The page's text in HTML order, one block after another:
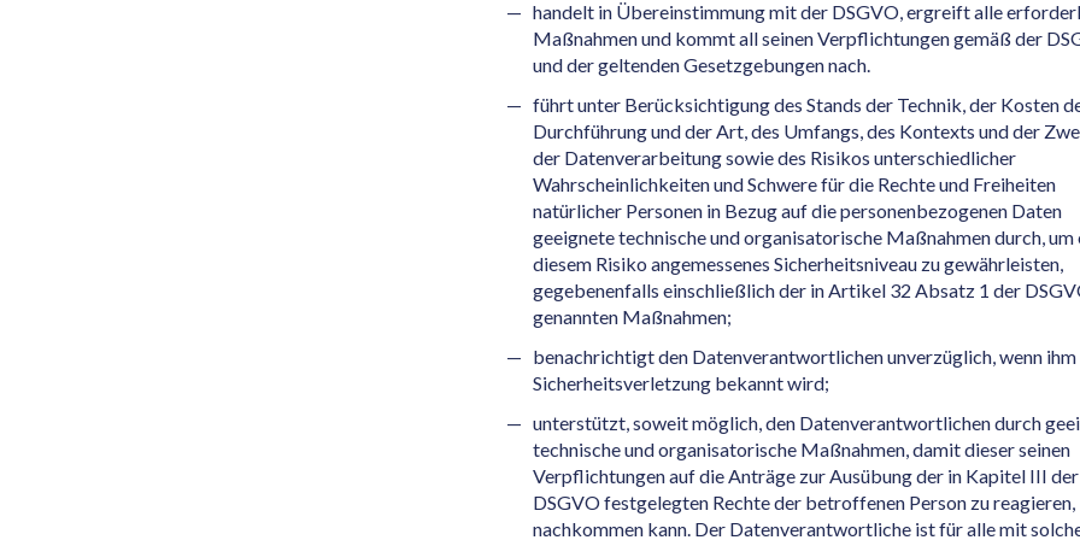
handelt in Übereinstimmung mit der DSGVO, ergreift alle
Maßnahmen und kommt all seinen Verpflichtungen gemäß der
und der geltenden Gesetzgebungen nach.
führt unter Berücksichtigung des Stands der Technik, der Kosten
Durchführung und der Art, des Umfangs, des Kontexts und der
der Datenverarbeitung sowie des Risikos unterschiedlicher
Wahrscheinlichkeiten und Schwere für die Rechte und Freiheiten
natürlicher Personen in Bezug auf die personenbezogenen Daten
geeignete technische und organisatorische Maßnahmen durch, um
diesem Risiko angemessenes Sicherheitsniveau zu gewährleisten,
gegebenenfalls einschließlich der in Artikel 32 Absatz 1 der
genannten Maßnahmen;
benachrichtigt den Datenverantwortlichen unverzüglich, wenn ihm
Sicherheitsverletzung bekannt wird;
unterstützt, soweit möglich, den Datenverantwortlichen durch
technische und organisatorische Maßnahmen, damit dieser seinen
Verpflichtungen auf die Anträge zur Ausübung der in Kapitel III der
DSGVO festgelegten Rechte der betroffenen Person zu reagieren,
nachkommen kann. Der Datenverantwortliche ist für alle mit